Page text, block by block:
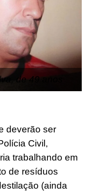
de 49 anos
deverão ser
Civil,
trabalhando em
de resíduos
(ainda